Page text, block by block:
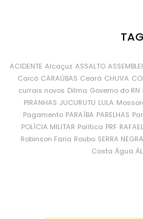
ACIDENTE Alcaçuz ASSALTO
Caicó CARAÚBAS Ceará CHUVA
currais novos Dilma Governo do RN
PIRANHAS JUCURUTU LULA
Pagamento PARAÍBA PARELHAS
POLÍCIA MILITAR Política PRF
Robinson Faria Roubo SERRA
Costa Água